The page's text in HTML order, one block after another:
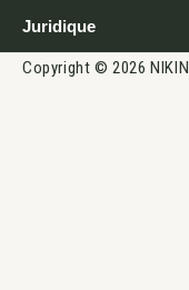
Juridique
Copyright © 2026 NIKIN